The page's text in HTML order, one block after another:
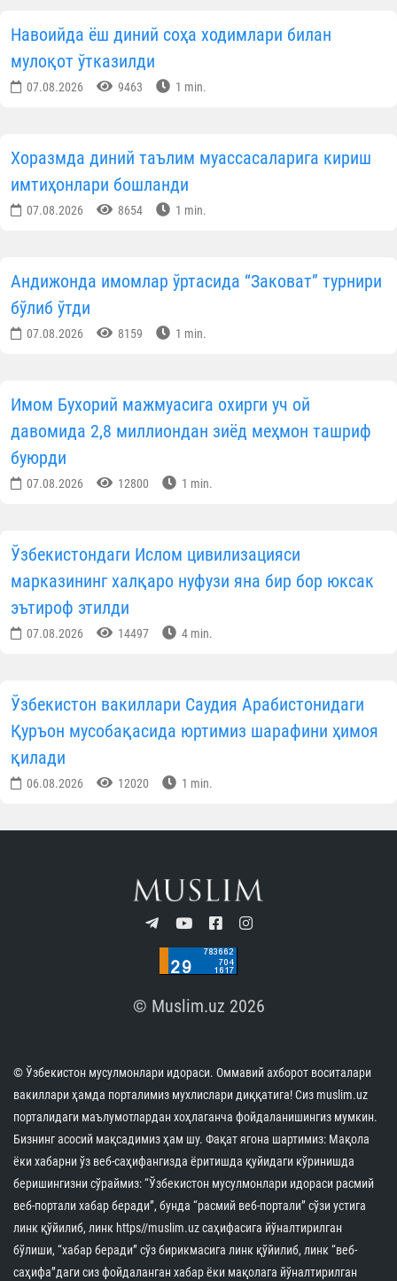
Навоийда ёш диний соҳа ходимлари билан
мулоқот ўтказилди
07.08.2026 9463 1 min.
Хоразмда диний таълим муассасаларига кириш
имтиҳонлари бошланди
07.08.2026 8654 1 min.
Андижонда имомлар ўртасида “Заковат” турнири
бўлиб ўтди
07.08.2026 8159 1 min.
Имом Бухорий мажмуасига охирги уч ой
давомида 2,8 миллиондан зиёд меҳмон ташриф
буюрди
07.08.2026 12800 1 min.
Ўзбекистондаги Ислом цивилизацияси
марказининг халқаро нуфузи яна бир бор юксак
эътироф этилди
07.08.2026 14497 4 min.
Ўзбекистон вакиллари Саудия Арабистонидаги
Қуръон мусобақасида юртимиз шарафини ҳимоя
қилади
06.08.2026 12020 1 min.
© Muslim.uz 2026
© Ўзбекистон мусулмонлари идораси. Оммавий ахборот воситалари
вакиллари ҳамда порталимиз мухлислари диққатига! Сиз muslim.uz
порталидаги маълумотлардан хоҳлаганча фойдаланишингиз мумкин.
Бизнинг асосий мақсадимиз ҳам шу. Фақат ягона шартимиз: Мақола
ёки хабарни ўз веб-саҳифангизда ёритишда қуйидаги кўринишда
беришингизни сўраймиз: “Ўзбекистон мусулмонлари идораси расмий
веб-портали хабар беради”, бунда “расмий веб-портали” сўзи устига
линк қўйилиб, линк https//muslim.uz саҳифасига йўналтирилган
бўлиши, “хабар беради” сўз бирикмасига линк қўйилиб, линк “веб-
саҳифа”даги сиз фойдаланган хабар ёки мақолага йўналтирилган